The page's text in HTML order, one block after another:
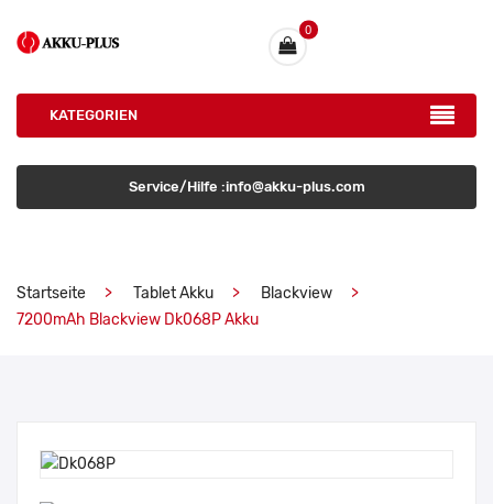
0
KATEGORIEN
Service/Hilfe :info@akku-plus.com
Startseite Tablet Akku
Blackview
7200mAh Blackview Dk068P Akku